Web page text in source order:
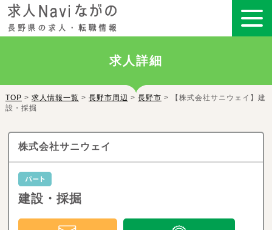
求人詳細
TOP > 求人情報一覧 > 長野市周辺 > 長野市 > 【株式会社サニウェイ】建
設・採掘
株式会社サニウェイ
建設・採掘